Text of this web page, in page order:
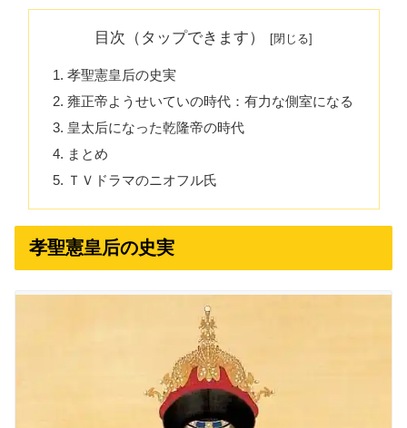
目次（タップできます）
孝聖憲皇后の史実
雍正帝ようせいていの時代：有力な側室になる
皇太后になった乾隆帝の時代
まとめ
ＴＶドラマのニオフル氏
孝聖憲皇后の史実